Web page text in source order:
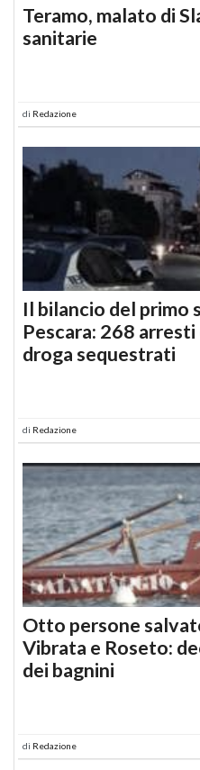
Teramo, malato di
sanitarie
di Redazione
Il bilancio del primo
Pescara: 268
droga sequestrati
di Redazione
Otto persone
Vibrata e Roseto:
dei bagnini
di Redazione